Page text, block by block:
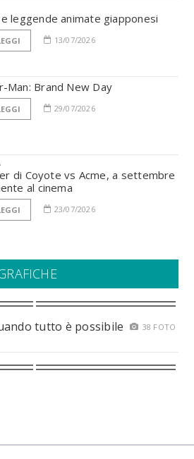
leggende animate giapponesi
13/07/2026
Man: Brand New Day
29/07/2026
di Coyote vs Acme, a settembre
al cinema
23/07/2026
tutto è possibile 38 FOTO